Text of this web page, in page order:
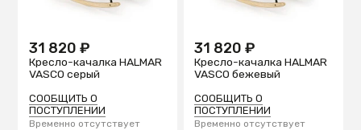
31 820 ₽
Кресло-качалка HALMAR
VASCO серый
СООБЩИТЬ О
ПОСТУПЛЕНИИ
Временно отсутствует
31 820 ₽
Кресло-качалка HALMAR
VASCO бежевый
СООБЩИТЬ О
ПОСТУПЛЕНИИ
Временно отсутствует